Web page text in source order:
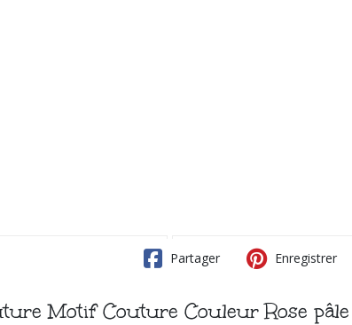
Partager Enregistrer
Motif Couture Couleur Rose pâle